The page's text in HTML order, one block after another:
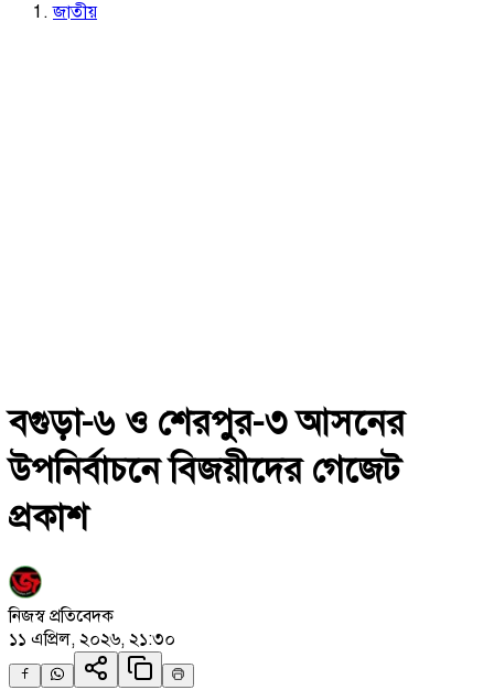
জাতীয়
বগুড়া-৬ ও শেরপুর-৩ আসনের
উপনির্বাচনে বিজয়ীদের গেজেট
প্রকাশ
নিজস্ব প্রতিবেদক
১১ এপ্রিল, ২০২৬, ২১:৩০